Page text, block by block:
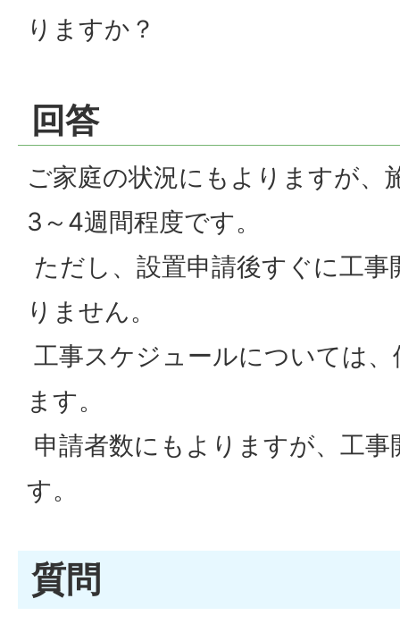
りますか？
回答
ご家庭の状況にもよりますが、
3～4週間程度です。
ただし、設置申請後すぐに工
りません。
工事スケジュールについては
ます。
申請者数にもよりますが、工
す。
質問